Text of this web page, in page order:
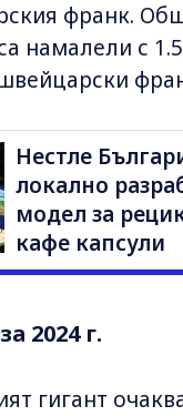
франк.
намалели с
Нестле
локално
модел за
кафе капсули
2024 г.
гигант